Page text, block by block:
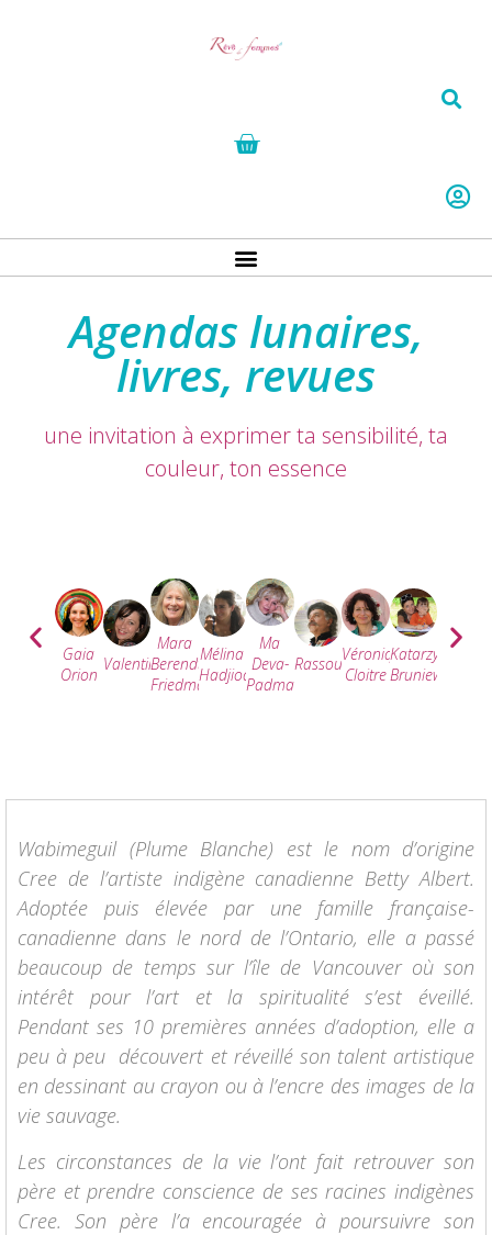
Agendas lunaires,
livres, revues
une invitation à exprimer ta sensibilité, ta
couleur, ton essence
Gaia
Orion
Valentine
Mara
Berendt-
Friedman
Mélina
Hadjioannou
Ma
Deva-
Padma
RassouliVéronique
Cloitre
Katarzyna
Bruniewska
Wabimeguil (Plume Blanche) est le nom d’origine
Cree de l’artiste indigène canadienne Betty Albert.
Adoptée puis élevée par une famille française-
canadienne dans le nord de l’Ontario, elle a passé
beaucoup de temps sur l’île de Vancouver où son
intérêt pour l’art et la spiritualité s’est éveillé.
Pendant ses 10 premières années d’adoption, elle a
peu à peu découvert et réveillé son talent artistique
en dessinant au crayon ou à l’encre des images de la
vie sauvage.
Les circonstances de la vie l’ont fait retrouver son
père et prendre conscience de ses racines indigènes
Cree. Son père l’a encouragée à poursuivre son